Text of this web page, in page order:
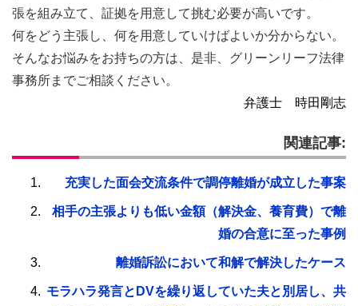
張を組み立て、証拠を用意して挑む必要が高いです。
何をどう主張し、何を用意していけばよいか分からない。
そんなお悩みをお持ちの方は、是非、グリーンリーフ法律
事務所までご相談ください。
弁護士 時田剛志
関連記事:
充実した面会交流条件で調停離婚が成立した事案
相手の主張よりも低い金額（解決金、養育費）で離
婚の合意に至った事例
離婚訴訟において和解で解決したケース
モラハラ発言とDVを繰り返していた夫と別居し、共